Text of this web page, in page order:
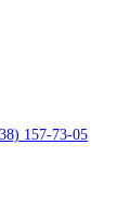
157-73-05